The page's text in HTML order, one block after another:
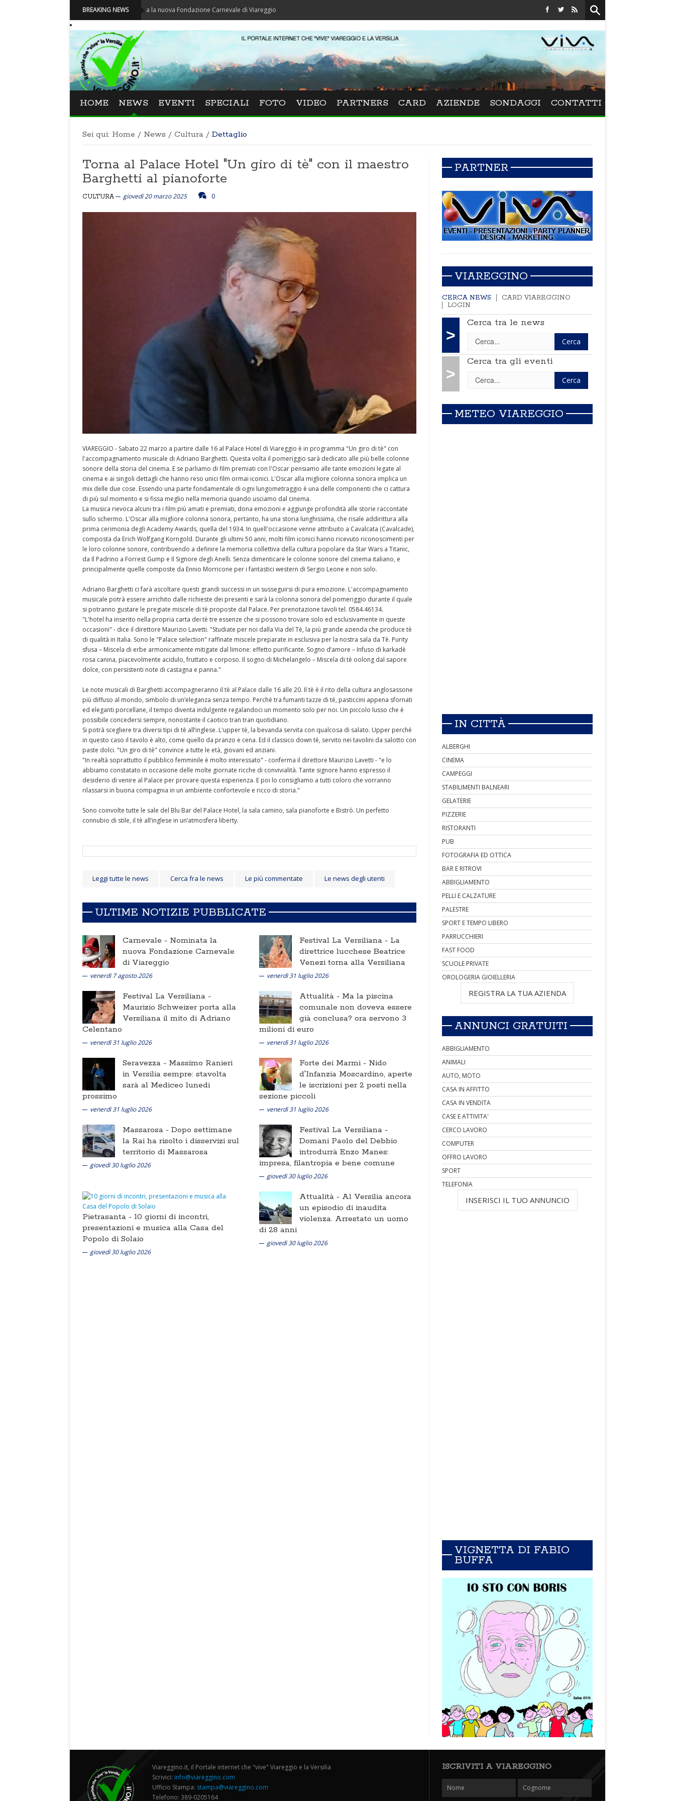
BREAKING NEWS
Carnevale - Nominata la nuova Fondazione Carnevale di Viareggio Festival La Versiliana - La direttrice lucchese Beatrice
HOME NEWS EVENTI SPECIALI FOTO VIDEO PARTNERS CARD AZIENDE SONDAGGI CONTATTI
Sei qui: Home / News / Cultura / Dettaglio
Torna al Palace Hotel "Un giro di tè" con il maestro
Barghetti al pianoforte
CULTURA giovedì 20 marzo 2025 0
VIAREGGIO - Sabato 22 marzo a partire dalle 16 al Palace Hotel di Viareggio è in programma "Un giro di tè" con
l'accompagnamento musicale di Adriano Barghetti. Questa volta il pomeriggio sarà dedicato alle più belle colonne
sonore della storia del cinema. E se parliamo di film premiati con l'Oscar pensiamo alle tante emozioni legate al
cinema e ai singoli dettagli che hanno reso unici film ormai iconici. L'Oscar alla migliore colonna sonora implica un
mix delle due cose. Essendo una parte fondamentale di ogni lungometraggio è una delle componenti che ci cattura
di più sul momento e si fissa meglio nella memoria quando usciamo dal cinema.
La musica rievoca alcuni tra i film più amati e premiati, dona emozioni e aggiunge profondità alle storie raccontate
sullo schermo. L'Oscar alla migliore colonna sonora, pertanto, ha una storia lunghissima, che risale addirittura alla
prima cerimonia degli Academy Awards, quella del 1934. In quell'occasione venne attribuito a Cavalcata (Cavalcade),
composta da Erich Wolfgang Korngold. Durante gli ultimi 50 anni, molti film iconici hanno ricevuto riconoscimenti per
le loro colonne sonore, contribuendo a definire la memoria collettiva della cultura popolare da Star Wars a Titanic,
da Il Padrino a Forrest Gump e Il Signore degli Anelli. Senza dimenticare le colonne sonore del cinema italiano, e
principalmente quelle composte da Ennio Morricone per i fantastici western di Sergio Leone e non solo.
Adriano Barghetti ci farà ascoltare questi grandi successi in un susseguirsi di pura emozione. L'accompagnamento
musicale potrà essere arrichito dalle richieste dei presenti e sarà la colonna sonora del pomeriggio durante il quale
si potranno gustare le pregiate miscele di tè proposte dal Palace. Per prenotazione tavoli tel. 0584.46134.
"L'hotel ha inserito nella propria carta dei tè tre essenze che si possono trovare solo ed esclusivamente in queste
occasioni" - dice il direttore Maurizio Lavetti. "Studiate per noi dalla Via del Tè, la più grande azienda che produce tè
di qualità in Italia. Sono le "Palace selection" raffinate miscele preparate in esclusiva per la nostra sala da Tè. Purity
sfusa – Miscela di erbe armonicamente mitigate dal limone: effetto purificante. Sogno d’amore – Infuso di karkadè
rosa canina, piacevolmente acidulo, fruttato e corposo. Il sogno di Michelangelo – Miscela di tè oolong dal sapore
dolce, con persistenti note di castagna e panna."
Le note musicali di Barghetti accompagneranno il tè al Palace dalle 16 alle 20. Il tè è il rito della cultura anglosassone
più diffuso al mondo, simbolo di un’eleganza senza tempo. Perché tra fumanti tazze di tè, pasticcini appena sfornati
ed eleganti porcellane, il tempo diventa indulgente regalandoci un momento solo per noi. Un piccolo lusso che è
possibile concedersi sempre, nonostante il caotico tran tran quotidiano.
Si potrà scegliere tra diversi tipi di tè all’inglese. L'upper tè, la bevanda servita con qualcosa di salato. Upper perché
in questo caso il tavolo è alto, come quello da pranzo e cena. Ed il classico down tè, servito nei tavolini da salotto con
paste dolci. "Un giro di tè" convince a tutte le età, giovani ed anziani.
"In realtà soprattutto il pubblico femminile è molto interessato" - conferma il direttore Maurizio Lavetti - "e lo
abbiamo constatato in occasione delle molte giornate ricche di convivialità. Tante signore hanno espresso il
desiderio di venire al Palace per provare questa esperienza. E poi lo consigliamo a tutti coloro che vorranno
rilassarsi in buona compagnia in un ambiente confortevole e ricco di storia."
Sono coinvolte tutte le sale del Blu Bar del Palace Hotel, la sala camino, sala pianoforte e Bistrò. Un perfetto
connubio di stile, il tè all’inglese in un’atmosfera liberty.
Leggi tutte le news Cerca fra le news Le più commentate Le news degli utenti
ULTIME NOTIZIE PUBBLICATE
Carnevale - Nominata la
nuova Fondazione Carnevale
di Viareggio
venerdì 7 agosto 2026
Festival La Versiliana - La
direttrice lucchese Beatrice
Venezi torna alla Versiliana
venerdì 31 luglio 2026
Festival La Versiliana -
Maurizio Schweizer porta alla
Versiliana il mito di Adriano
Celentano
venerdì 31 luglio 2026
Attualità - Ma la piscina
comunale non doveva essere
già conclusa? ora servono 3
milioni di euro
venerdì 31 luglio 2026
Seravezza - Massimo Ranieri
in Versilia sempre: stavolta
sarà al Mediceo lunedi
prossimo
venerdì 31 luglio 2026
Forte dei Marmi - Nido
d'Infanzia Moscardino, aperte
le iscrizioni per 2 posti nella
sezione piccoli
venerdì 31 luglio 2026
Massarosa - Dopo settimane
la Rai ha risolto i disservizi sul
territorio di Massarosa
giovedì 30 luglio 2026
Festival La Versiliana -
Domani Paolo del Debbio
introdurrà Enzo Manes:
impresa, filantropia e bene comune
giovedì 30 luglio 2026
Pietrasanta - 10 giorni di incontri,
presentazioni e musica alla Casa del
Popolo di Solaio
giovedì 30 luglio 2026
Attualità - Al Versilia ancora
un episodio di inaudita
violenza. Arrestato un uomo
di 28 anni
giovedì 30 luglio 2026
PARTNER
VIAREGGINO
CERCA NEWS
CARD VIAREGGINO
LOGIN
>
Cerca tra le news
>
Cerca tra gli eventi
METEO VIAREGGIO
IN CITTÀ
ALBERGHI
CINEMA
CAMPEGGI
STABILIMENTI BALNEARI
GELATERIE
PIZZERIE
RISTORANTI
PUB
FOTOGRAFIA ED OTTICA
BAR E RITROVI
ABBIGLIAMENTO
PELLI E CALZATURE
PALESTRE
SPORT E TEMPO LIBERO
PARRUCCHIERI
FAST FOOD
SCUOLE PRIVATE
OROLOGERIA GIOIELLERIA
REGISTRA LA TUA AZIENDA
ANNUNCI GRATUITI
ABBIGLIAMENTO
ANIMALI
AUTO, MOTO
CASA IN AFFITTO
CASA IN VENDITA
CASE E ATTIVITA'
CERCO LAVORO
COMPUTER
OFFRO LAVORO
SPORT
TELEFONIA
INSERISCI IL TUO ANNUNCIO
VIGNETTA DI FABIO
BUFFA
Viareggino.it, il Portale internet che "vive" Viareggio e la Versilia
Scrivici: info@viareggino.com
Ufficio Stampa: stampa@viareggino.com
Telefono: 389-0205164
ISCRIVITI A VIAREGGINO